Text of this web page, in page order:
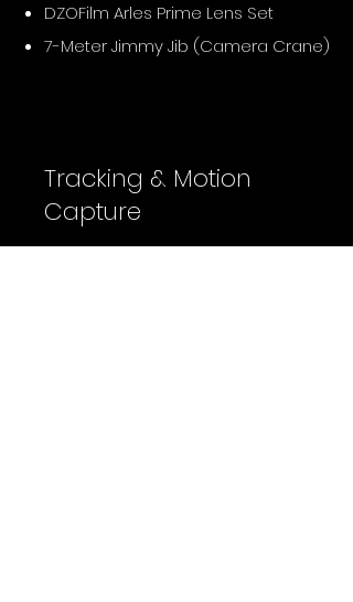
DZOFilm Arles Prime Lens Set
7-Meter Jimmy Jib (Camera Crane)
Tracking & Motion
Capture